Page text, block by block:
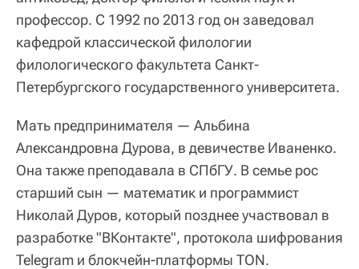
профессор. С 1992 по 2013 год он заведовал
кафедрой классической филологии
филологического факультета Санкт-
Петербургского государственного университета.
Мать предпринимателя — Альбина
Александровна Дурова, в девичестве Иваненко.
Она также преподавала в СПбГУ. В семье рос
старший сын — математик и программист
Николай Дуров, который позднее участвовал в
разработке "ВКонтакте", протокола шифрования
Telegram и блокчейн-платформы TON.